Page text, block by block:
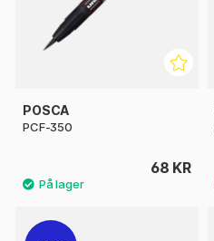
POSCA
PCF-350
68 KR